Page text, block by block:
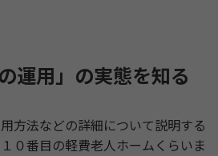
運用」の実態を知る
方法などの詳細について説明する
０番目の軽費老人ホームくらいま